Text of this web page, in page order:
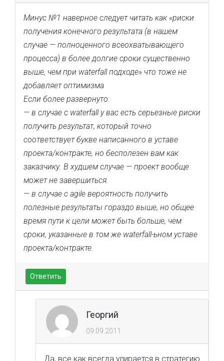
Минус №1 наверное следует читать как «риски
получения конечного результата (в нашем
случае — полноценного всеохватывающего
процесса) в более долгие сроки существенно
выше, чем при waterfall подходе» что тоже не
добавляет оптимизма
Если более развернуто:
— в случае с waterfall у вас есть серьезные риски
получить результат, который точно
соответствует букве написанного в уставе
проекта/контракте, но бесполезен вам как
заказчику. В худшем случае — проект вообще
может не завершиться.
— в случае с agile вероятность получить
полезные результаты гораздо выше, но общее
время пути к цели может быть больше, чем
сроки, указанные в том же waterfall-ьном уставе
проекта/контракте.
Ответить
Георгий
09.09.2011
Да, все как всегда упирается в стратегию